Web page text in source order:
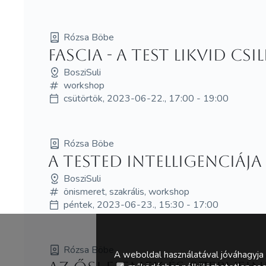
Rózsa Böbe
Fascia - A test likvid
BosziSuli
workshop
csütörtök, 2023-06-22., 17:00 - 19:00
Rózsa Böbe
A tested intelligenciája
BosziSuli
önismeret, szakrális, workshop
péntek, 2023-06-23., 15:30 - 17:00
Rózsa Böbe A weboldal használatával jóváhagyja